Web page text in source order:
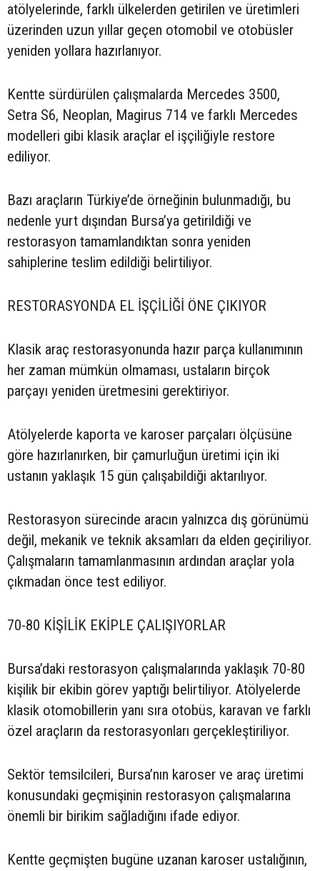
atölyelerinde, farklı ülkelerden getirilen ve üretimleri
üzerinden uzun yıllar geçen otomobil ve otobüsler
yeniden yollara hazırlanıyor.
Kentte sürdürülen çalışmalarda Mercedes 3500,
Setra S6, Neoplan, Magirus 714 ve farklı Mercedes
modelleri gibi klasik araçlar el işçiliğiyle restore
ediliyor.
Bazı araçların Türkiye’de örneğinin bulunmadığı, bu
nedenle yurt dışından Bursa’ya getirildiği ve
restorasyon tamamlandıktan sonra yeniden
sahiplerine teslim edildiği belirtiliyor.
RESTORASYONDA EL İŞÇİLİĞİ ÖNE ÇIKIYOR
Klasik araç restorasyonunda hazır parça kullanımının
her zaman mümkün olmaması, ustaların birçok
parçayı yeniden üretmesini gerektiriyor.
Atölyelerde kaporta ve karoser parçaları ölçüsüne
göre hazırlanırken, bir çamurluğun üretimi için iki
ustanın yaklaşık 15 gün çalışabildiği aktarılıyor.
Restorasyon sürecinde aracın yalnızca dış görünümü
değil, mekanik ve teknik aksamları da elden geçiriliyor.
Çalışmaların tamamlanmasının ardından araçlar yola
çıkmadan önce test ediliyor.
70-80 KİŞİLİK EKİPLE ÇALIŞIYORLAR
Bursa’daki restorasyon çalışmalarında yaklaşık 70-80
kişilik bir ekibin görev yaptığı belirtiliyor. Atölyelerde
klasik otomobillerin yanı sıra otobüs, karavan ve farklı
özel araçların da restorasyonları gerçekleştiriliyor.
Sektör temsilcileri, Bursa’nın karoser ve araç üretimi
konusundaki geçmişinin restorasyon çalışmalarına
önemli bir birikim sağladığını ifade ediyor.
Kentte geçmişten bugüne uzanan karoser ustalığının,